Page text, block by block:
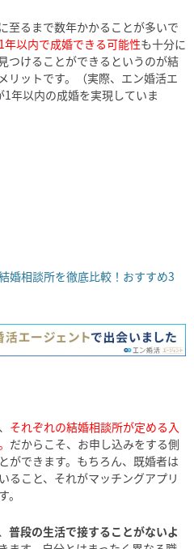
至るまで数年かかることが多いで
1年以内で成婚できる可能性も十分に
つけることができるというのが結
リットです。（実際、エン婚活エ
1年以内の成婚を実現していま
婚相談所を徹底比較！おすすめ3
それぞれの結婚相談所が定める入
だからこそ、お申し込みをする側
ができます。もちろん、既婚者は
ること、それがマッチングアプリ
普段の生活で接することがないよ